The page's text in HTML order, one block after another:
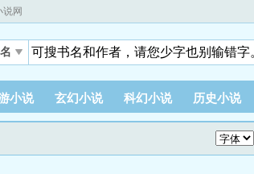
说网
小说 玄幻小说 科幻小说 历史小说